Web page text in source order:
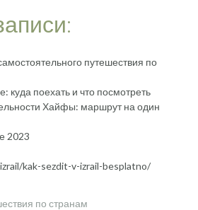
путешествия по
куда поехать и что посмотреть
Хайфы: маршрут на один
2023
kak-sezdit-v-izrail-besplatno/
по странам